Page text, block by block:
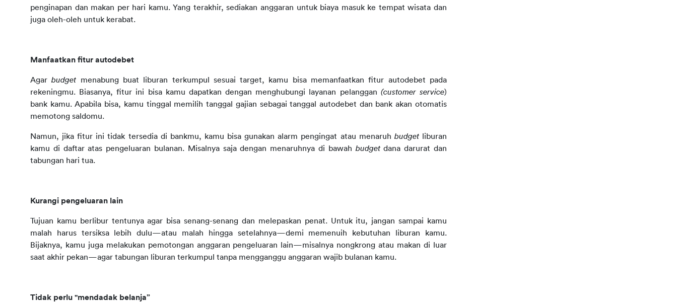
penginapan dan makan per hari kamu. Yang terakhir, sediakan anggaran untuk biaya masuk ke tempat wisata dan
juga oleh-oleh untuk kerabat.
Manfaatkan fitur autodebet
Agar budget menabung buat liburan terkumpul sesuai target, kamu bisa memanfaatkan fitur autodebet pada
rekeningmu. Biasanya, fitur ini bisa kamu dapatkan dengan menghubungi layanan pelanggan (customer service)
bank kamu. Apabila bisa, kamu tinggal memilih tanggal gajian sebagai tanggal autodebet dan bank akan otomatis
memotong saldomu.
Namun, jika fitur ini tidak tersedia di bankmu, kamu bisa gunakan alarm pengingat atau menaruh budget
liburan
kamu di daftar atas pengeluaran bulanan. Misalnya saja dengan menaruhnya di bawah budget dana darurat dan
tabungan hari tua.
Kurangi pengeluaran lain
Tujuan kamu berlibur tentunya agar bisa senang-senang dan melepaskan penat. Untuk itu, jangan sampai kamu
malah harus tersiksa lebih dulu—atau malah hingga setelahnya—demi memenuih kebutuhan liburan kamu.
Bijaknya, kamu juga melakukan pemotongan anggaran pengeluaran lain—misalnya nongkrong atau makan di luar
saat akhir pekan—agar tabungan liburan terkumpul tanpa mengganggu anggaran wajib bulanan kamu.
Tidak perlu "mendadak belanja”